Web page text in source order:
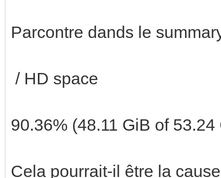
Parcontre dands le
/ HD space
90.36% (48.11 GiB of 53.24
Cela pourrait-il être la